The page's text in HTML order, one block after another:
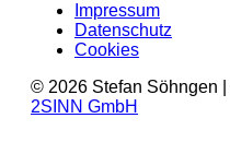
Impressum
Datenschutz
Cookies
© 2026 Stefan Söhngen
2SINN GmbH